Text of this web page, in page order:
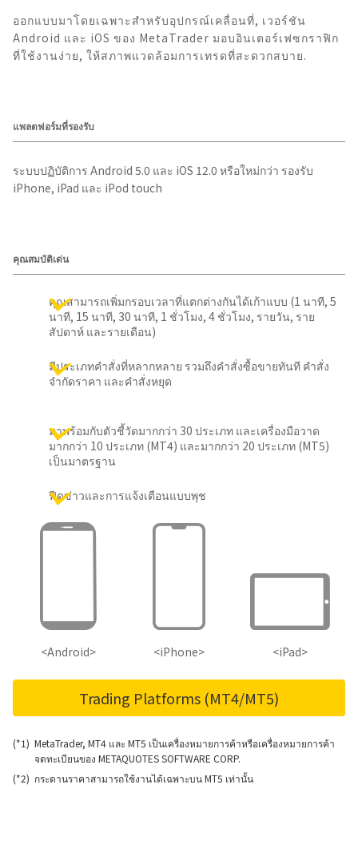
ออกแบบมาโดยเฉพาะสำหรับอุปกรณ์เคลื่อนที่, เวอร์ชัน
Android และ iOS ของ MetaTrader มอบอินเตอร์เฟซกราฟิก
ที่ใช้งานง่าย, ให้สภาพแวดล้อมการเทรดที่สะดวกสบาย.
แพลตฟอร์มที่รองรับ
ระบบปฏิบัติการ Android 5.0 และ iOS 12.0 หรือใหม่กว่า รองรับ
iPhone, iPad และ iPod touch
คุณสมบัติเด่น
คุณสามารถเพิ่มกรอบเวลาที่แตกต่างกันได้เก้าแบบ (1 นาที, 5
นาที, 15 นาที, 30 นาที, 1 ชั่วโมง, 4 ชั่วโมง, รายวัน, ราย
สัปดาห์ และรายเดือน)
มีประเภทคำสั่งที่หลากหลาย รวมถึงคำสั่งซื้อขายทันที คำสั่ง
จำกัดราคา และคำสั่งหยุด
มาพร้อมกับตัวชี้วัดมากกว่า 30 ประเภท และเครื่องมือวาด
มากกว่า 10 ประเภท (MT4) และมากกว่า 20 ประเภท (MT5)
เป็นมาตรฐาน
ฟีดข่าวและการแจ้งเตือนแบบพุช
<Android> <iPhone> <iPad>
Trading Platforms (MT4/MT5)
MetaTrader, MT4 และ MT5 เป็นเครื่องหมายการค้าหรือเครื่องหมายการค้า
จดทะเบียนของ METAQUOTES SOFTWARE CORP.
กระดานราคาสามารถใช้งานได้เฉพาะบน MT5 เท่านั้น